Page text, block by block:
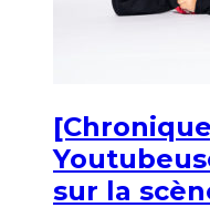
sur la